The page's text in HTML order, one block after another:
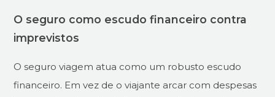
O seguro como escudo financeiro contra
imprevistos
O seguro viagem atua como um robusto escudo
financeiro. Em vez de o viajante arcar com despesas